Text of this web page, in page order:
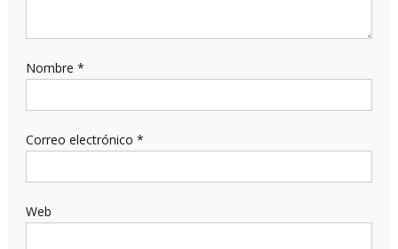
Nombre *
Correo electrónico *
Web